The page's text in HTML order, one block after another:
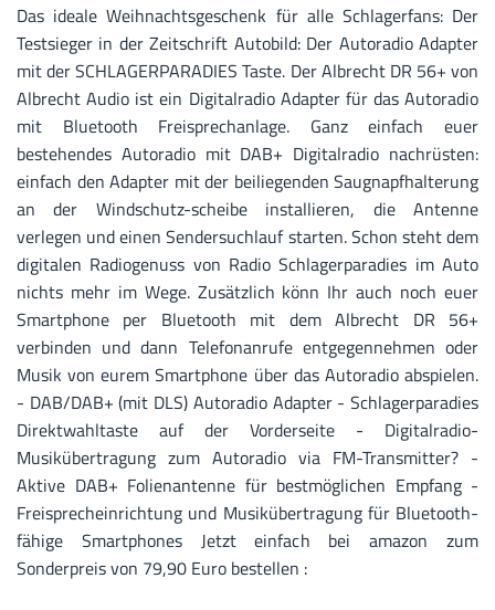
Das ideale Weihnachtsgeschenk für alle Schlagerfans: Der
Testsieger in der Zeitschrift Autobild: Der Autoradio Adapter
mit der SCHLAGERPARADIES Taste. Der Albrecht DR 56+ von
Albrecht Audio ist ein Digitalradio Adapter für das Autoradio
mit Bluetooth Freisprechanlage. Ganz einfach euer
bestehendes Autoradio mit DAB+ Digitalradio nachrüsten:
einfach den Adapter mit der beiliegenden Saugnapfhalterung
an der Windschutz-scheibe installieren, die Antenne
verlegen und einen Sendersuchlauf starten. Schon steht dem
digitalen Radiogenuss von Radio Schlagerparadies im Auto
nichts mehr im Wege. Zusätzlich könn Ihr auch noch euer
Smartphone per Bluetooth mit dem Albrecht DR 56+
verbinden und dann Telefonanrufe entgegennehmen oder
Musik von eurem Smartphone über das Autoradio abspielen.
- DAB/DAB+ (mit DLS) Autoradio Adapter - Schlagerparadies
Direktwahltaste auf der Vorderseite - Digitalradio-
Musikübertragung zum Autoradio via FM-Transmitter? -
Aktive DAB+ Folienantenne für bestmöglichen Empfang -
Freisprecheinrichtung und Musikübertragung für Bluetooth-
fähige Smartphones Jetzt einfach bei amazon zum
Sonderpreis von 79,90 Euro bestellen :